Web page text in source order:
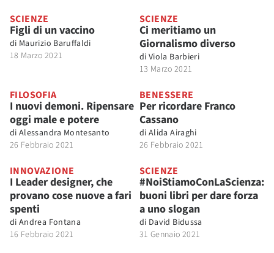
SCIENZE
Figli di un vaccino
di Maurizio Baruffaldi
18 Marzo 2021
SCIENZE
Ci meritiamo un
Giornalismo diverso
di Viola Barbieri
13 Marzo 2021
FILOSOFIA
I nuovi demoni. Ripensare
oggi male e potere
di Alessandra Montesanto
26 Febbraio 2021
BENESSERE
Per ricordare Franco
Cassano
di Alida Airaghi
26 Febbraio 2021
INNOVAZIONE
I Leader designer, che
provano cose nuove a fari
spenti
di Andrea Fontana
16 Febbraio 2021
SCIENZE
#NoiStiamoConLaScienza:
buoni libri per dare forza
a uno slogan
di David Bidussa
31 Gennaio 2021